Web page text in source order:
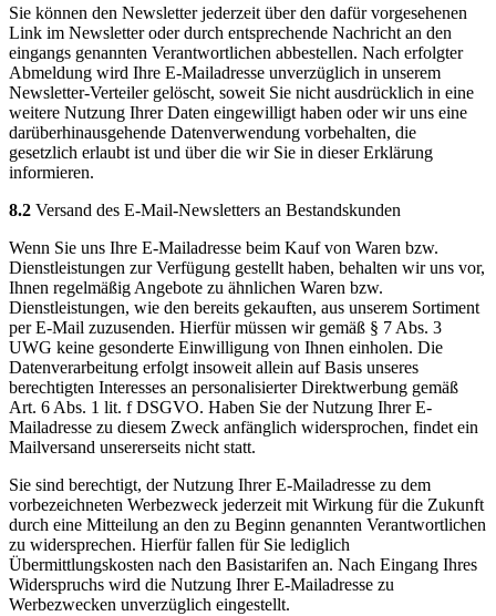
Sie können den Newsletter jederzeit über den dafür vorgesehenen
Link im Newsletter oder durch entsprechende Nachricht an den
eingangs genannten Verantwortlichen abbestellen. Nach erfolgter
Abmeldung wird Ihre E-Mailadresse unverzüglich in unserem
Newsletter-Verteiler gelöscht, soweit Sie nicht ausdrücklich in eine
weitere Nutzung Ihrer Daten eingewilligt haben oder wir uns eine
darüberhinausgehende Datenverwendung vorbehalten, die
gesetzlich erlaubt ist und über die wir Sie in dieser Erklärung
informieren.
8.2 Versand des E-Mail-Newsletters an Bestandskunden
Wenn Sie uns Ihre E-Mailadresse beim Kauf von Waren bzw.
Dienstleistungen zur Verfügung gestellt haben, behalten wir uns vor,
Ihnen regelmäßig Angebote zu ähnlichen Waren bzw.
Dienstleistungen, wie den bereits gekauften, aus unserem Sortiment
per E-Mail zuzusenden. Hierfür müssen wir gemäß § 7 Abs. 3
UWG keine gesonderte Einwilligung von Ihnen einholen. Die
Datenverarbeitung erfolgt insoweit allein auf Basis unseres
berechtigten Interesses an personalisierter Direktwerbung gemäß
Art. 6 Abs. 1 lit. f DSGVO. Haben Sie der Nutzung Ihrer E-
Mailadresse zu diesem Zweck anfänglich widersprochen, findet ein
Mailversand unsererseits nicht statt.
Sie sind berechtigt, der Nutzung Ihrer E-Mailadresse zu dem
vorbezeichneten Werbezweck jederzeit mit Wirkung für die Zukunft
durch eine Mitteilung an den zu Beginn genannten Verantwortlichen
zu widersprechen. Hierfür fallen für Sie lediglich
Übermittlungskosten nach den Basistarifen an. Nach Eingang Ihres
Widerspruchs wird die Nutzung Ihrer E-Mailadresse zu
Werbezwecken unverzüglich eingestellt.